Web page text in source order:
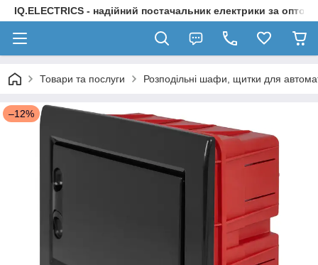
IQ.ELECTRICS - надійний постачальник електрики за
Товари та послуги Розподільні шафи, щитки для
–12%